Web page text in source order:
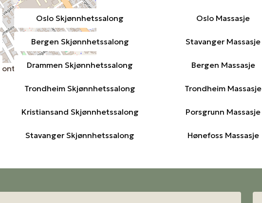
contributors
Oslo Skjønnhetssalong
Bergen Skjønnhetssalong
Drammen Skjønnhetssalong
Trondheim Skjønnhetssalong
Kristiansand Skjønnhetssalong
Stavanger Skjønnhetssalong
Oslo Massasje
Stavanger Massasje
Bergen Massasje
Trondheim Massasje
Porsgrunn Massasje
Hønefoss Massasje